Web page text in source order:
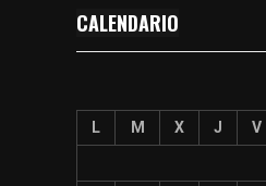
CALENDARIO
L M X J V